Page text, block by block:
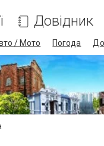
Довідник
/ Мото Погода